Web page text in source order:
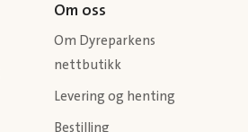
Om oss
Om Dyreparkens
nettbutikk
Levering og henting
Bestilling